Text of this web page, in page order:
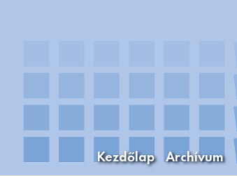
Levéltári Mozaikok
A Budapesti Levéltári
Kezdőlap Archívum